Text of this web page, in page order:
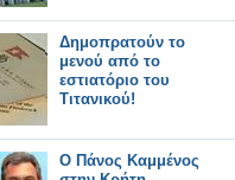
Δημοπρατούν το
μενού από το
εστιατόριο του
Τιτανικού!
Ο Πάνος Καμμένος